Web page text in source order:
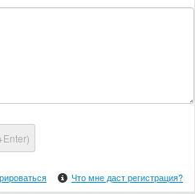
Что мне даст регистрация?